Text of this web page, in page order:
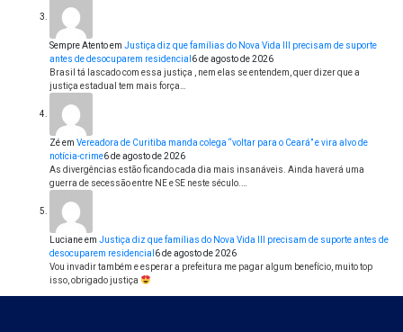
Sempre Atentoem Justiça diz que famílias do Nova Vida III precisam de suporte
antes de desocuparem residencial 6 de agosto de 2026
Brasil tá lascado com essa justiça , nem elas se entendem, quer dizer que a
justiça estadual tem mais força…
Zéem Vereadora de Curitiba manda colega “voltar para o Ceará” e vira alvo de
notícia-crime6 de agosto de 2026
As divergências estão ficando cada dia mais insanáveis. Ainda haverá uma
guerra de secessão entre NE e SE neste século.…
Lucianeem Justiça diz que famílias do Nova Vida III precisam de suporte antes de
desocuparem residencial 6 de agosto de 2026
Vou invadir também e esperar a prefeitura me pagar algum benefício, muito top
isso, obrigado justiça